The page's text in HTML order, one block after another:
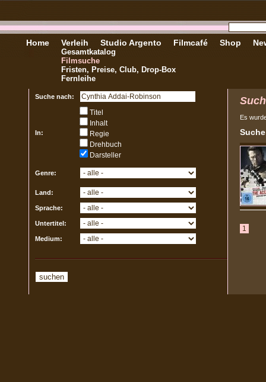
Home Verleih
Gesamtkatalog
Filmsuche
Fristen, Preise, Club, Drop-Box
Fernleihe
Studio Argento Filmcafé Shop
Suche nach:
In:
Titel
Inhalt
Regie
Drehbuch
Darsteller
Genre:
Land:
Sprache:
Untertitel:
Medium:
Es
1